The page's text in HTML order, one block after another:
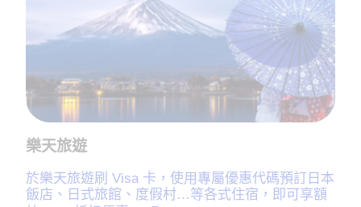
樂天旅遊
於樂天旅遊刷 Visa 卡，使用專屬優惠代碼預訂日本
飯店、日式旅館、度假村…等各式住宿，即可享額